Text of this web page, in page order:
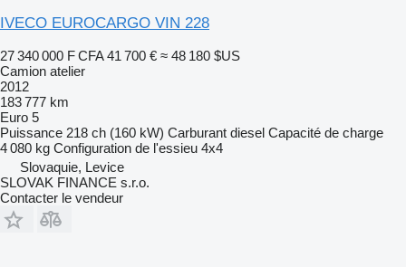
IVECO EUROCARGO VIN 228
27 340 000 F CFA 41 700 € ≈ 48 180 $US
Camion atelier
2012
183 777 km
Euro 5
Puissance 218 ch (160 kW) Carburant diesel Capacité de charge
4 080 kg Configuration de l'essieu 4x4
Slovaquie, Levice
SLOVAK FINANCE s.r.o.
Contacter le vendeur